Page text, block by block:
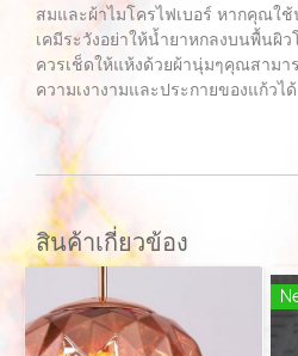
สมและผ้าไมโครไฟเบอร์ หากคุณใ
เคมีระวังอย่าให้น้ำยาหกลงบนพื้นผิ
ควรเช็ดให้แห้งด้วยผ้านุ่มๆคุณสามา
ความเงางามและประกายของแก้วได้
สินค้าเกี่ยวข้อง